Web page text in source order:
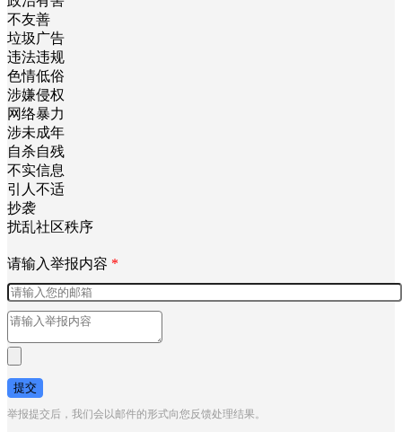
举报
请选择举报类型
政治有害
不友善
垃圾广告
违法违规
色情低俗
涉嫌侵权
网络暴力
涉未成年
不实信息
引人不适
抄袭
扰乱社区秩序